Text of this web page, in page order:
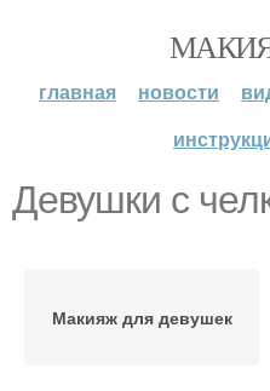
главная новости
Девушки с
Макияж для девушек